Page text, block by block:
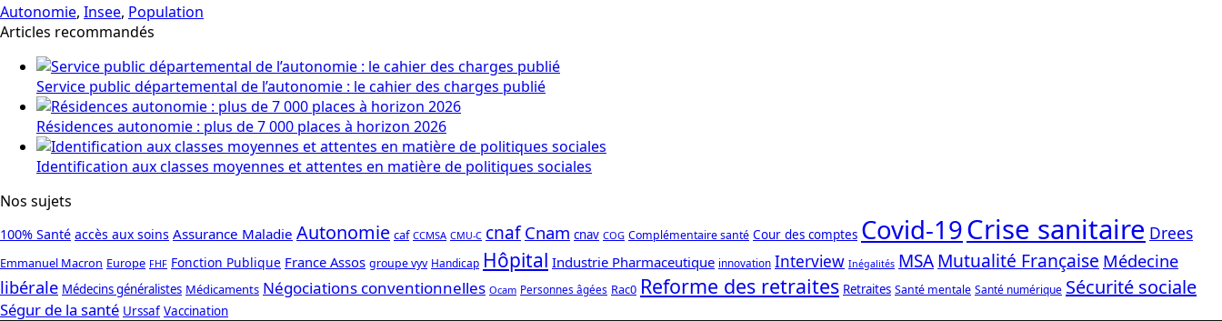
Autonomie, Insee, Population
Articles recommandés
Service public départemental de l’autonomie : le cahier des charges publié
Résidences autonomie : plus de 7 000 places à horizon 2026
Identification aux classes moyennes et attentes en matière de politiques sociales
Nos sujets
100% Santé accès aux soins Assurance Maladie Autonomie caf CCMSA CMU-C cnaf Cnam cnav COG Complémentaire santé Cour des comptes Covid-19Crise sanitaire Drees
Emmanuel Macron Europe FHF Fonction Publique France Assos groupe vyv Handicap Hôpital Industrie Pharmaceutique innovation Interview Inégalités MSAMutualité Française Médecine
libérale Médecins généralistes Médicaments Négociations conventionnelles Ocam Personnes âgées Rac0 Reforme des retraites Retraites Santé mentale Santé numérique Sécurité sociale
Ségur de la santé Urssaf Vaccination